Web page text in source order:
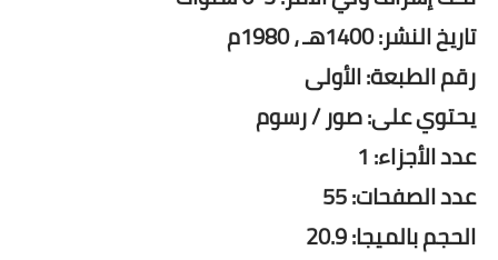
تاريخ النشر: 1400هـ ، 1980م
رقم الطبعة: الأولى
يحتوي على: صور / رسوم
عدد الأجزاء: 1
عدد الصفحات: 55
الحجم بالميجا: 20.9